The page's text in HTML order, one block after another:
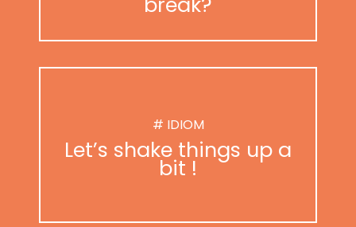
# IDIOM
Let’s shake things up a
bit !